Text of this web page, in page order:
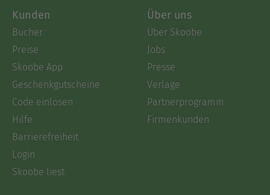
Kunden
Bücher
Preise
Skoobe App
Geschenkgutscheine
Code einlösen
Hilfe
Barrierefreiheit
Login
Skoobe liest
Über uns
Über Skoobe
Jobs
Presse
Verlage
Partnerprogramm
Firmenkunden